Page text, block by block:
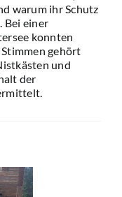
warum ihr Schutz
Bei einer
konnten
gehört
und
der